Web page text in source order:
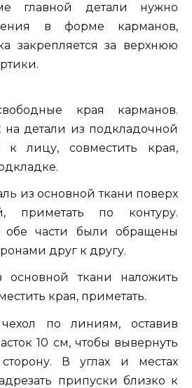
главной детали нужно
в форме карманов,
закрепляется за верхнюю
края карманов.
на детали из подкладочной
лицу, совместить края,
из основной ткани поверх
приметать по контуру.
обе части были обращены
друг к другу.
основной ткани наложить
края, приметать.
чехол по линиям, оставив
10 см, чтобы вывернуть
В углах и местах
припуски близко к